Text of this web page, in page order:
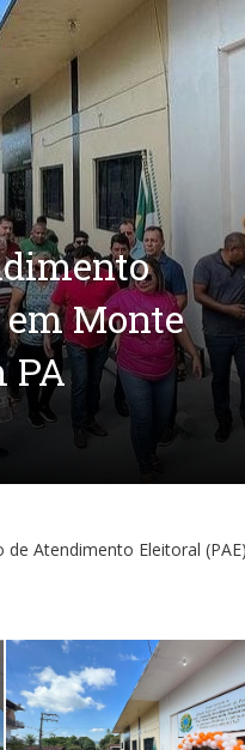
Monte
PA
Atendimento Eleitoral (PAE)